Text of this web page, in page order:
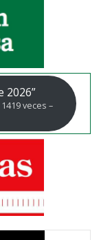
2026”
veces –